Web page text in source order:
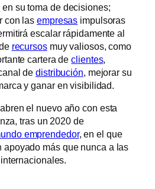
en su toma de decisiones;
con las empresas impulsoras
escalar rápidamente al
recursosmuy valiosos, como
cartera declientes,
dedistribución, mejorar su
y ganar en visibilidad.
el nuevo año con esta
tras un 2020 de
emprendedor, en el que
apoyado más que nunca a las